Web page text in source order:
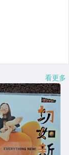
看更多